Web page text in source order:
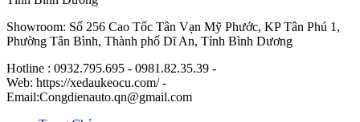
Showroom: Số 256 Cao Tốc Tân Vạn Mỹ Phước, KP Tân Phú 1,
Phường Tân Bình, Thành phố Dĩ An, Tỉnh Bình Dương
Hotline : 0932.795.695 - 0981.82.35.39 -
Web: https://xedaukeocu.com/ -
Email:Congdienauto.qn@gmail.com